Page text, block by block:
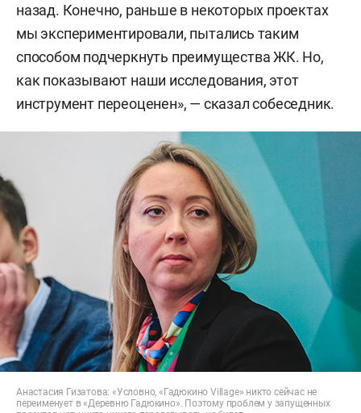
назад. Конечно, раньше в некоторых проектах
мы экспериментировали, пытались таким
способом подчеркнуть преимущества ЖК. Но,
как показывают наши исследования, этот
инструмент переоценен», — сказал собеседник.
Анастасия Гизатова: «Условно, «Гадюкино Village» никто сейчас не
переименует в «Деревню Гадюкино». Поэтому проблем у запущенных